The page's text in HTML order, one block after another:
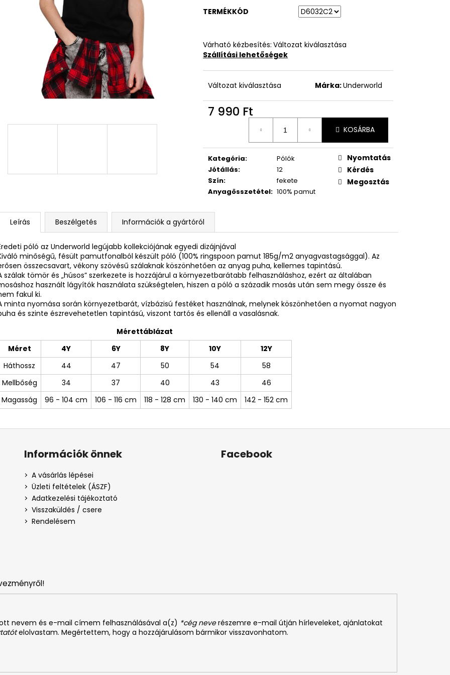
TERMÉKKÓD
Várható kézbesítés: Változat kiválasztása
Szállítási lehetőségek
Változat kiválasztása Márka:Underworld
7 990 Ft
KOSÁRBA
Kategória:
Pólók
Jótállás:
12
Szín:
fekete
Anyagösszetétel: 100% pamut
Nyomtatás
Kérdés
Megosztás
Leírás Beszélgetés Információk a gyártóról
póló az Underworld legújabb kollekciójának egyedi dizájnjával
minőségű, fésült pamutfonalból készült póló (100% ringspoon pamut 185g/m2 anyagvastagsággal). Az
összecsavart, vékony szövésű szálaknak köszönhetően az anyag puha, kellemes tapintású.
szálak tömör és „húsos” szerkezete is hozzájárul a környezetbarátabb felhasználáshoz, ezért az általában
használt lágyítók használata szükségtelen, hiszen a póló a századik mosás után sem megy össze és
fakul ki.
minta nyomása során környezetbarát, vízbázisú festéket használnak, melynek köszönhetően a nyomat nagyon
és szinte észrevehetetlen tapintású, viszont tartós és ellenáll a vasalásnak.
Mérettáblázat
Méret
4Y 6Y 8Y 10Y
12Y
Háthossz
44 47 50 54
58
Mellbőség
34 37 40 43
46
Magasság
96 - 104 cm 106 - 116 cm 118 - 128 cm 130 - 140 cm 142 - 152 cm
nevem és e-mail címem felhasználásával a(z) *cég neverészemre e-mail útján hírleveleket, ajánlatokat
elolvastam. Megértettem, hogy a hozzájárulásom bármikor visszavonhatom.
Információk önnek
A vásárlás lépései
Üzleti feltételek (ÁSZF)
Adatkezelési tájékoztató
Visszaküldés / csere
Rendelésem
Facebook